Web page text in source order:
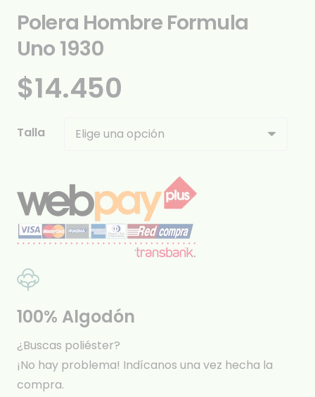
Polera Hombre Formula
Uno 1930
$14.450
Talla
100% Algodón
¿Buscas poliéster?
¡No hay problema! Indícanos una vez hecha la
compra.